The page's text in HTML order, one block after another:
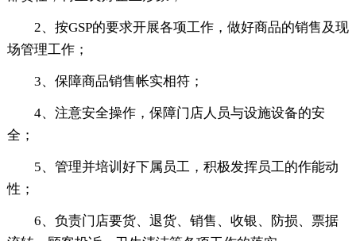
2、按GSP的要求开展各项工作，做好商品的销售及现
场管理工作；
3、保障商品销售帐实相符；
4、注意安全操作，保障门店人员与设施设备的安
全；
5、管理并培训好下属员工，积极发挥员工的作能动
性；
6、负责门店要货、退货、销售、收银、防损、票据